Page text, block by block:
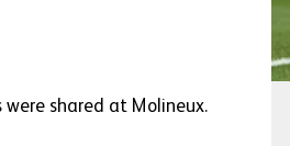
were shared at Molineux.